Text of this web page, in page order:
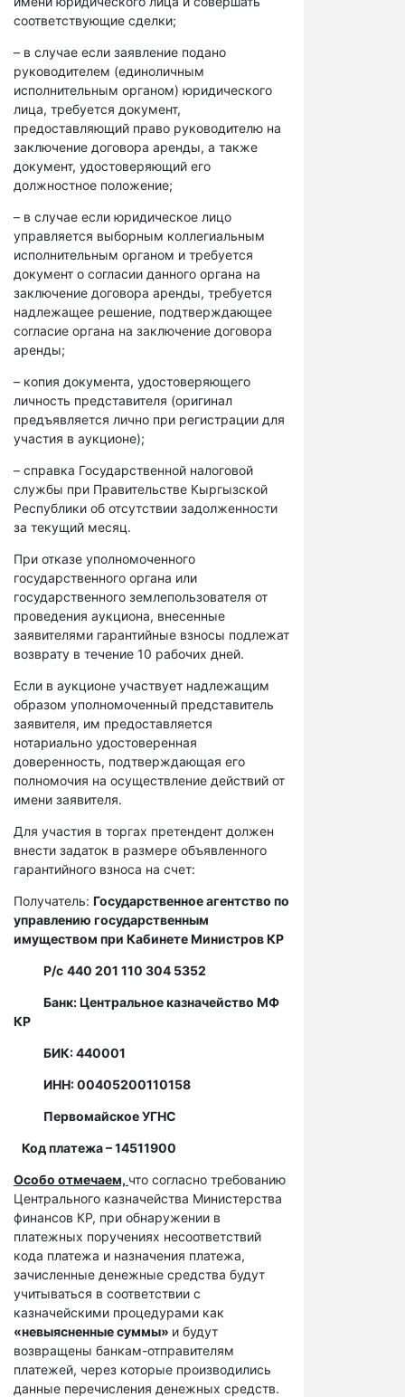
соответствующие сделки;
– в случае если заявление подано
руководителем (единоличным
исполнительным органом) юридического
лица, требуется документ,
предоставляющий право руководителю на
заключение договора аренды, а также
документ, удостоверяющий его
должностное положение;
– в случае если юридическое лицо
управляется выборным коллегиальным
исполнительным органом и требуется
документ о согласии данного органа на
заключение договора аренды, требуется
надлежащее решение, подтверждающее
согласие органа на заключение договора
аренды;
– копия документа, удостоверяющего
личность представителя (оригинал
предъявляется лично при регистрации для
участия в аукционе);
– справка Государственной налоговой
службы при Правительстве Кыргызской
Республики об отсутствии задолженности
за текущий месяц.
При отказе уполномоченного
государственного органа или
государственного землепользователя от
проведения аукциона, внесенные
заявителями гарантийные взносы подлежат
возврату в течение 10 рабочих дней.
Если в аукционе участвует надлежащим
образом уполномоченный представитель
заявителя, им предоставляется
нотариально удостоверенная
доверенность, подтверждающая его
полномочия на осуществление действий от
имени заявителя.
Для участия в торгах претендент должен
внести задаток в размере объявленного
гарантийного взноса на счет:
Получатель: Государственное агентство по
управлению государственным
имуществом при Кабинете Министров КР
Р/с 440 201 110 304 5352
Банк: Центральное казначейство МФ
КР
БИК: 440001
ИНН: 00405200110158
Первомайское УГНС
Код платежа – 14511900
Особо отмечаем, что согласно требованию
Центрального казначейства Министерства
финансов КР, при обнаружении в
платежных поручениях несоответствий
кода платежа и назначения платежа,
зачисленные денежные средства будут
учитываться в соответствии с
казначейскими процедурами как
«невыясненные суммы» и будут
возвращены банкам-отправителям
платежей, через которые производились
данные перечисления денежных средств.